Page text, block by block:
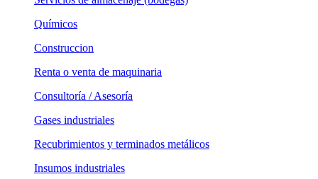
Químicos
Construccion
Renta o venta de maquinaria
Consultoría / Asesoría
Gases industriales
Recubrimientos y terminados metálicos
Insumos industriales